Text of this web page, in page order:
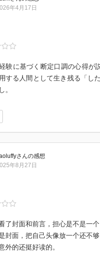
年4月17日
験に基づく断定口調の心得が
する人間として生き残る「し
。
さんの感想
年8月27日
了封面和前言，担心是不是一个
封面，把自己头像放一个还不
外的还挺好读的。